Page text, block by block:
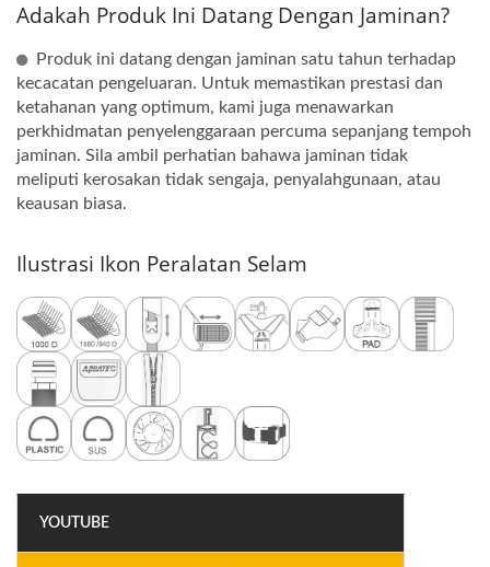
Adakah Produk Ini Datang Dengan Jaminan?
Produk ini datang dengan jaminan satu tahun terhadap
kecacatan pengeluaran. Untuk memastikan prestasi dan
ketahanan yang optimum, kami juga menawarkan
perkhidmatan penyelenggaraan percuma sepanjang tempoh
jaminan. Sila ambil perhatian bahawa jaminan tidak
meliputi kerosakan tidak sengaja, penyalahgunaan, atau
keausan biasa.
Ilustrasi Ikon Peralatan Selam
YOUTUBE